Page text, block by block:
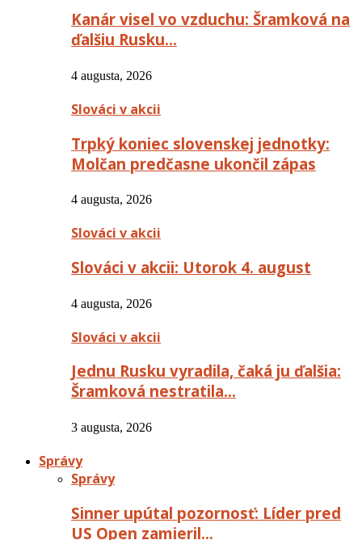
Kanár visel vo vzduchu: Šramková na
ďalšiu Rusku…
4 augusta, 2026
Slováci v akcii
Trpký koniec slovenskej jednotky:
Molčan predčasne ukončil zápas
4 augusta, 2026
Slováci v akcii
Slováci v akcii: Utorok 4. august
4 augusta, 2026
Slováci v akcii
Jednu Rusku vyradila, čaká ju ďalšia:
Šramková nestratila…
3 augusta, 2026
Správy
Správy
Sinner upútal pozornosť: Líder pred
US Open zamieril…